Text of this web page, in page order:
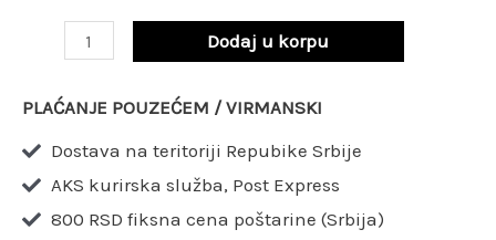
količina
Dodaj u korpu
PLAĆANJE POUZEĆEM / VIRMANSKI
Dostava na teritoriji Repubike Srbije
AKS kurirska služba, Post Express
800 RSD fiksna cena poštarine (Srbija)